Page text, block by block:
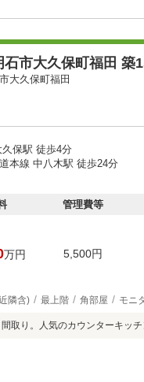
石市大久保町福田 築
大久保町福田
保駅 徒歩4分
本線 中八木駅 徒歩24分
管理費等
万円 5,500円
隣含) 最上階 角部屋 モニ
取り。人気のカウンターキッ